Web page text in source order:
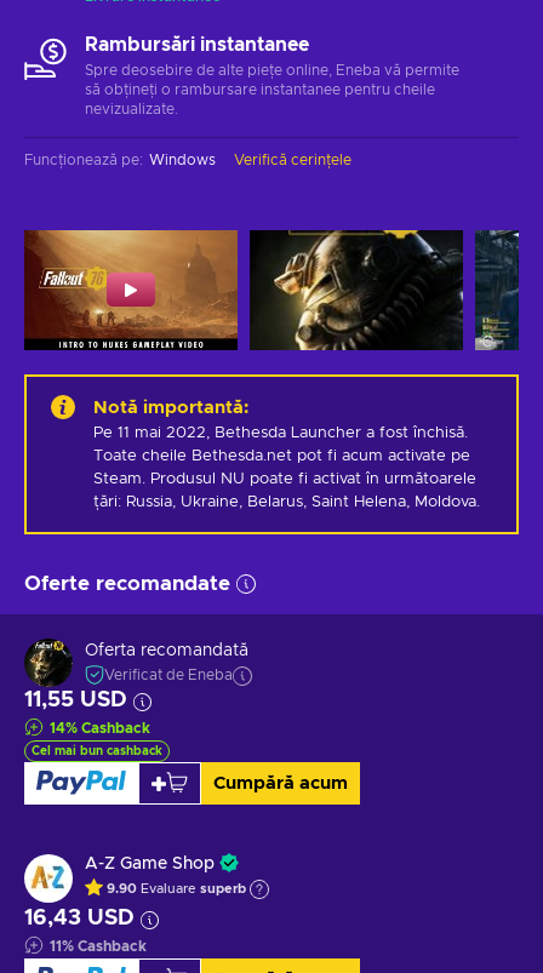
Rambursări instantanee
Spre deosebire de alte piețe online, Eneba vă permite
să obțineți o rambursare instantanee pentru cheile
nevizualizate.
Funcționează pe: Windows Verifică cerințele
Notă importantă:
Pe 11 mai 2022, Bethesda Launcher a fost închisă.
Toate cheile Bethesda.net pot fi acum activate pe
Steam. Produsul NU poate fi activat în următoarele
țări: Russia, Ukraine, Belarus, Saint Helena, Moldova.
Oferte recomandate
Oferta recomandată
Verificat de Eneba
11,55 USD
14% Cashback
Cel mai bun cashback
Cumpără acum
A-Z Game Shop
9.90 Evaluare superb
16,43 USD
11% Cashback